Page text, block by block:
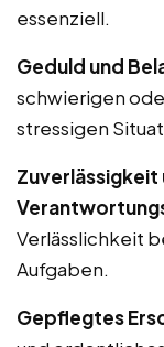
essenziell.
Geduld und
schwierigen
stressigen
Zuverlässigkeit
Verlässlichkeit
Aufgaben.
Gepflegtes